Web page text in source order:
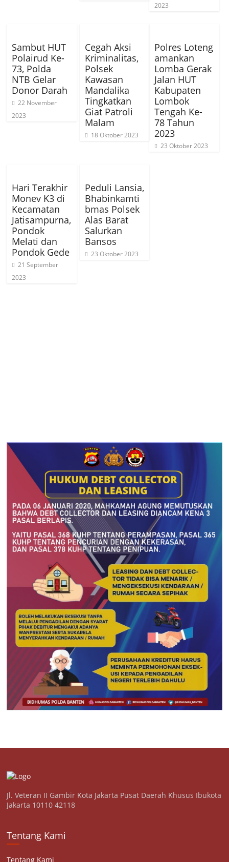
2023
Sambut HUT
Polairud Ke-
73, Polda
NTB Gelar
Donor Darah
22 November
2023
Cegah Aksi
Kriminalitas,
Polsek
Kawasan
Mandalika
Tingkatkan
Giat Patroli
Malam
18 Oktober 2023
Polres Loteng
amankan
Lomba Gerak
Jalan HUT
Kabupaten
Lombok
Tengah Ke-
78 Tahun
2023
23 Oktober 2023
Hari Terakhir
Monev K3 di
Kecamatan
Jatisampurna,
Pondok
Melati dan
Pondok Gede
21 September
2023
Peduli Lansia,
Bhabinkamti
bmas Polsek
Alas Barat
Salurkan
Bansos
23 Oktober 2023
Jl. Veteran II Gambir Kota Jakarta Pusat Daerah Khusus Ibukota
Jakarta 10110 42118
Tentang Kami
Tentang Kami